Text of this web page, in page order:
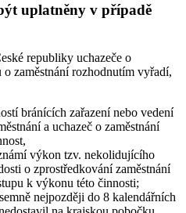
uplatněny v případě
republiky uchazeče o
o zaměstnání rozhodnutím vyřadí,
bránících zařazení nebo vedení
a uchazeč o zaměstnání
výkon tzv. nekolidujícího
o zprostředkování zaměstnání
k výkonu této činnosti;
nejpozději do 8 kalendářních